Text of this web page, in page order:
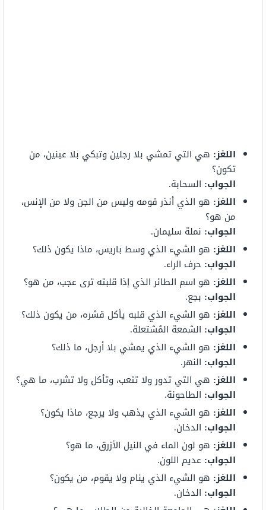
اللغز: هي التي تمشي بلا رجلين وتبكي بلا عينين، من
تكون؟
الجواب: السحابة.
اللغز: هو الذي أنذر قومه وليس من الجن ولا من الإنس،
من هو؟
الجواب: نملة سليمان.
اللغز: هو الشيء الذي وسط باريس، ماذا يكون ذلك؟
الجواب: حرف الراء.
اللغز: هو اسم الطائر الذي إذا قلبته ترى عجب، من هو؟
الجواب: بجع.
اللغز: هو الشيء الذي قلبه يأكل قشره، من يكون ذلك؟
الجواب: الشمعة المُشتعلة.
اللغز: هو الشيء الذي يمشي بلا أرجل، ما ذلك؟
الجواب: النهر.
اللغز: هي التي تدور ولا تتعب، وتأكل ولا تشرب، ما هي؟
الجواب: الطاحونة.
اللغز: هو الشيء الذي يذهب ولا يرجع، ماذا يكون؟
الجواب: الدخان.
اللغز: هو لون الماء في النيل الأزرق، ما هو؟
الجواب: عديم اللون.
اللغز: هو الشيء الذي ينام ولا يقوم، من يكون؟
الجواب: الدخان.